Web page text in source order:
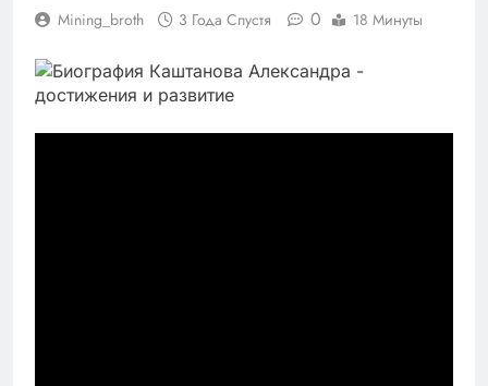
Mining_broth 3 Года Спустя 0 18 Минуты